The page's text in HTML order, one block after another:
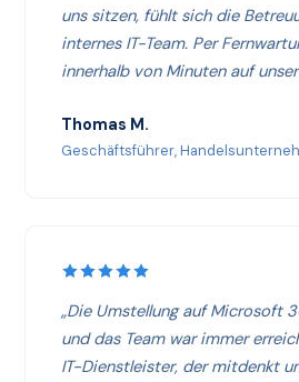
uns sitzen, fühlt sich die
internes IT-Team. Per
innerhalb von Minuten auf
Thomas M.
Geschäftsführer,
„Die Umstellung auf Microsoft
und das Team war immer
IT-Dienstleister, der mitdenkt